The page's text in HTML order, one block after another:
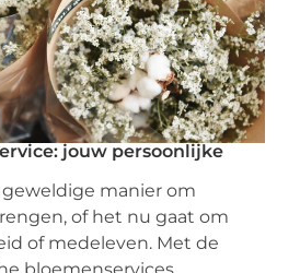
jouw persoonlijke
manier om
of het nu gaat om
of medeleven. Met de